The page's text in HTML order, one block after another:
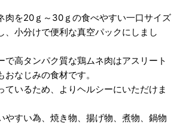
肉を20ｇ～30ｇの食べやすい一口サイズ
、小分けで便利な真空パックにしまし
で高タンパク質な鶏ムネ肉はアスリート
なじみの食材です。
ているため、よりヘルシーにいただけま
やすい為、焼き物、揚げ物、煮物、鍋物